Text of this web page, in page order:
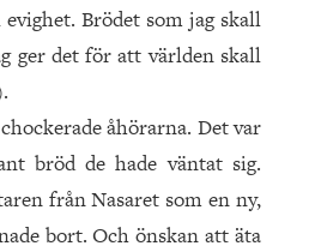
Brödet som jag skall
ger det för att världen skall
åhörarna. Det var
bröd de hade väntat sig.
från Nasaret som en ny,
bort. Och önskan att äta